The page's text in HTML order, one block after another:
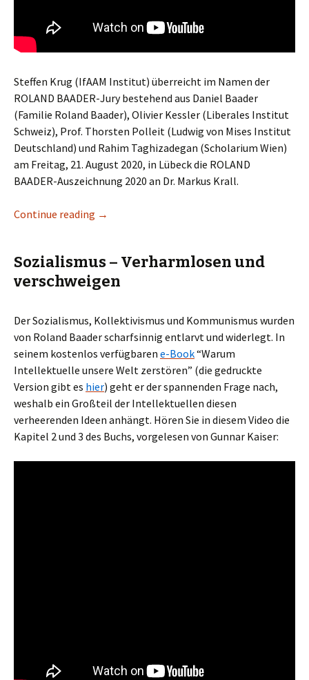
Steffen Krug (IfAAM Institut) überreicht im Namen der
ROLAND BAADER-Jury bestehend aus Daniel Baader
(Familie Roland Baader), Olivier Kessler (Liberales Institut
Schweiz), Prof. Thorsten Polleit (Ludwig von Mises Institut
Deutschland) und Rahim Taghizadegan (Scholarium Wien)
am Freitag, 21. August 2020, in Lübeck die ROLAND
BAADER-Auszeichnung 2020 an Dr. Markus Krall.
Continue reading ROLAND BAADER-Auszeichnung 2020
→
Sozialismus – Verharmlosen und
verschweigen
Der Sozialismus, Kollektivismus und Kommunismus wurden
von Roland Baader scharfsinnig entlarvt und widerlegt. In
seinem kostenlos verfügbaren e-Book“Warum
Intellektuelle unsere Welt zerstören” (die gedruckte
Version gibt es hier) geht er der spannenden Frage nach,
weshalb ein Großteil der Intellektuellen diesen
verheerenden Ideen anhängt. Hören Sie in diesem Video die
Kapitel 2 und 3 des Buchs, vorgelesen von Gunnar Kaiser: